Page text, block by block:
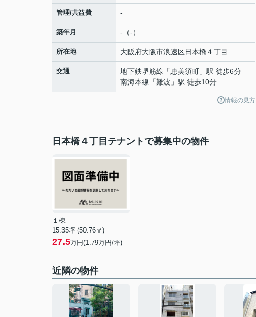
管理/共益費 -
築年月 -（-）
所在地 大阪府大阪市浪速区日本橋４丁目
交通 地下鉄堺筋線 「恵美須町 」駅 徒歩6分
南海本線 「難波 」駅 徒歩10分
情報の見方
日本橋４丁目テナントで募集中の物件
１棟
15.35坪 (50.76㎡)
27.5万円(1.79万円/坪)
近隣の物件